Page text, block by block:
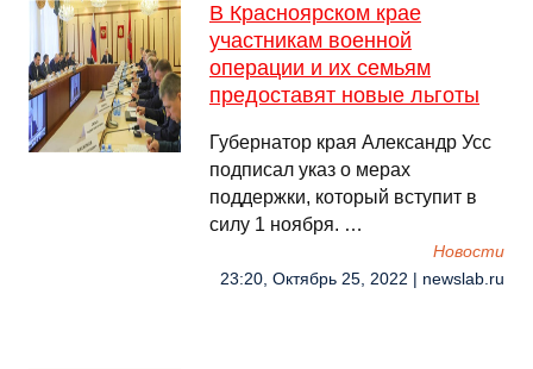
В Красноярском крае
участникам военной
операции и их семьям
предоставят новые льготы
Губернатор края Александр Усс
подписал указ о мерах
поддержки, который вступит в
силу 1 ноября. …
Новости
23:20, Октябрь 25, 2022 | newslab.ru